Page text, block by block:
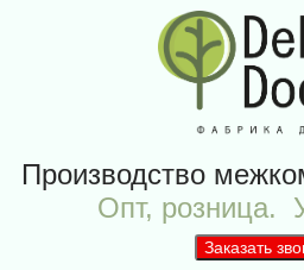
Производство
Опт, розница.